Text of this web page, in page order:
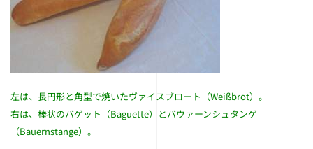
左は、長円形と角型で焼いたヴァイスブロート（Weißbrot）。
右は、棒状のバゲット（Baguette）とバウァーンシュタンゲ
（Bauernstange）。